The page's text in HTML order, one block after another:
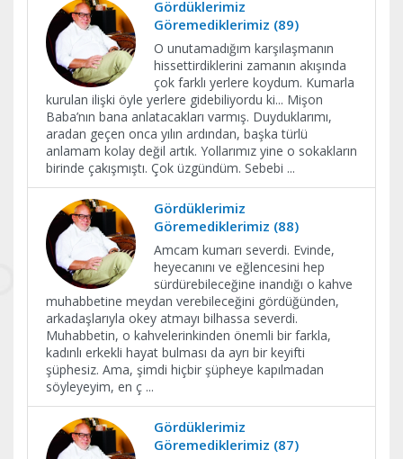
Gördüklerimiz
Göremediklerimiz (89)
O unutamadığım karşılaşmanın
hissettirdiklerini zamanın akışında
çok farklı yerlere koydum. Kumarla
kurulan ilişki öyle yerlere gidebiliyordu ki... Mişon
Baba’nın bana anlatacakları varmış. Duyduklarımı,
aradan geçen onca yılın ardından, başka türlü
anlamam kolay değil artık. Yollarımız yine o sokakların
birinde çakışmıştı. Çok üzgündüm. Sebebi ...
Gördüklerimiz
Göremediklerimiz (88)
Amcam kumarı severdi. Evinde,
heyecanını ve eğlencesini hep
sürdürebileceğine inandığı o kahve
muhabbetine meydan verebileceğini gördüğünden,
arkadaşlarıyla okey atmayı bilhassa severdi.
Muhabbetin, o kahvelerinkinden önemli bir farkla,
kadınlı erkekli hayat bulması da ayrı bir keyifti
şüphesiz. Ama, şimdi hiçbir şüpheye kapılmadan
söyleyeyim, en ç ...
Gördüklerimiz
Göremediklerimiz (87)